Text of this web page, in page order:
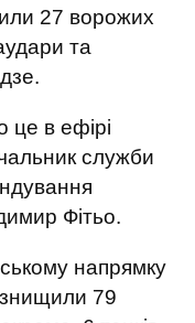
27 ворожих
та
це в ефірі
служби
Фітьо.
напрямку
знищили 79